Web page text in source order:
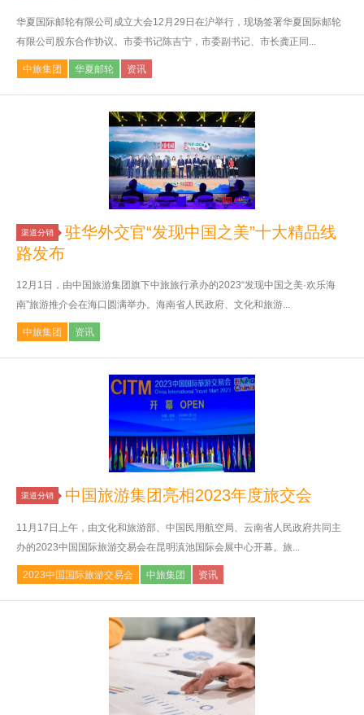
华夏国际邮轮有限公司成立大会12月29日在沪举行，现场签署华夏国际邮轮
有限公司股东合作协议。市委书记陈吉宁，市委副书记、市长龚正同...
中旅集团 华夏邮轮 资讯
渠道分销
驻华外交官“发现中国之美”十大精品线
路发布
12月1日，由中国旅游集团旗下中旅旅行承办的2023“发现中国之美·欢乐海
南”旅游推介会在海口圆满举办。海南省人民政府、文化和旅游...
中旅集团 资讯
渠道分销 中国旅游集团亮相2023年度旅交会
11月17日上午，由文化和旅游部、中国民用航空局、云南省人民政府共同主
办的2023中国国际旅游交易会在昆明滇池国际会展中心开幕。旅...
2023中国国际旅游交易会 中旅集团 资讯